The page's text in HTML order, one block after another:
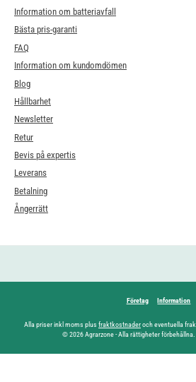
Information om batteriavfall
Bästa pris-garanti
FAQ
Information om kundomdömen
Blog
Hållbarhet
Newsletter
Retur
Bevis på expertis
Leverans
Betalning
Ångerrätt
Företag Information
Alla priser inkl moms plus fraktkostnaderoch eventuella
© 2026 Agrarzone - Alla rättigheter